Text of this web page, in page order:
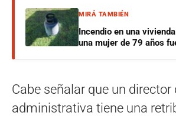
MIRÁ TAMBIÉN
Incendio en una
una mujer de 79 años
Cabe señalar que un director
administrativa tiene una